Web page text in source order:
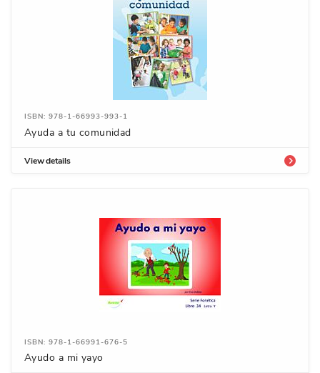
ISBN: 978-1-66993-993-1
Ayuda a tu comunidad
View details
ISBN: 978-1-66991-676-5
Ayudo a mi yayo